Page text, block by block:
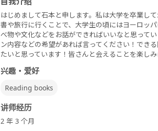
はじめまして石本と申します。私は大学を卒業し
書や旅行に行くことで、大学生の頃にはヨーロッ
べ物や文化などをお話ができればいいなと思って
ン内容などの希望があれば言ってください！でき
たいと思っています！皆さんと会えることを楽しみ
兴趣・爱好
Reading books
讲师经历
2 年 3 个月